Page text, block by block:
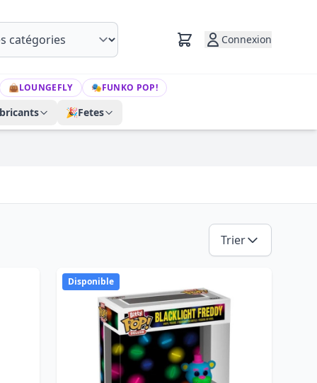
Connexion
👜LOUNGEFLY 🎭FUNKO POP!
🎉Fetes
Trier
Disponible